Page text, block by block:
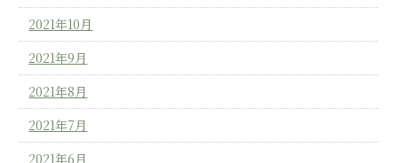
2021年10月
2021年9月
2021年8月
2021年7月
2021年6月